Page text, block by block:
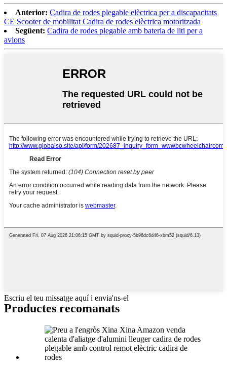
Anterior: Cadira de rodes plegable elèctrica per a discapacitats
CE Scooter de mobilitat Cadira de rodes elèctrica motoritzada
Següent: Cadira de rodes plegable amb bateria de liti per a
avions
Escriu el teu missatge aquí i envia'ns-el
Productes recomanats